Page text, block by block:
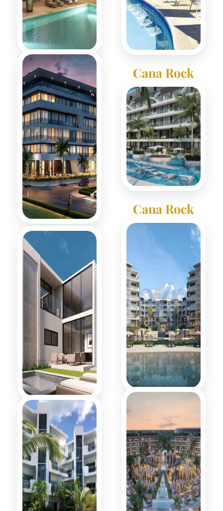
Cana Rock
Terra
Cana Rock
Condos
Blumarina
Suites & Plaza
Cana Rock
Star
Aquarella
Higüey Cap
Cana